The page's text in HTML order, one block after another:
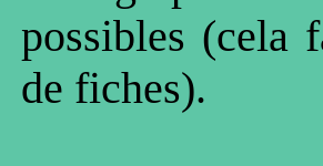
possibles (cela
de fiches).